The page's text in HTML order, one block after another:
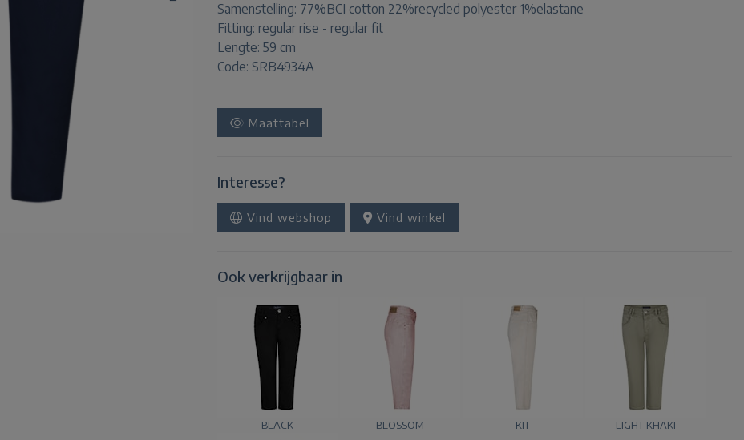
Samenstelling: 77%BCI cotton 22%recycled polyester 1%elastane
Fitting: regular rise - regular fit
Lengte: 59 cm
Code: SRB4934A
Maattabel
Interesse?
Vind webshop Vind winkel
Ook verkrijgbaar in
BLACK BLOSSOM KIT LIGHT KHAKI